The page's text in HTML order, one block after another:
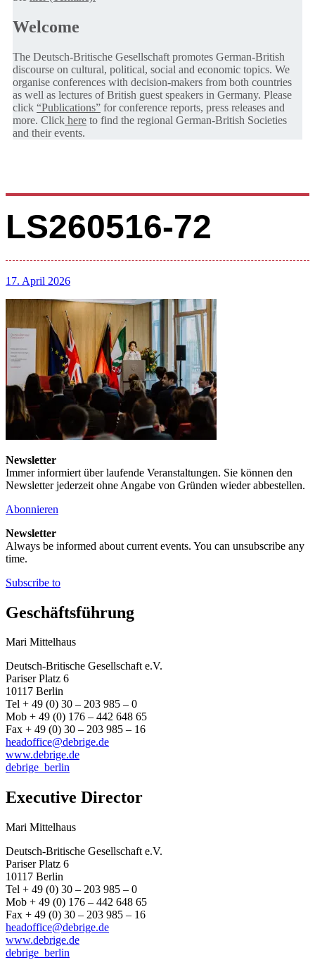
Welcome
The Deutsch-Britische Gesellschaft promotes German-British
discourse on cultural, political, social and economic topics. We
organise conferences with decision-makers from both countries
as well as lectures of British guest speakers in Germany. Please
click “Publications” for conference reports, press releases and
more. Click here to find the regional German-British Societies
and their events.
LS260516-72
17. April 2026
Newsletter
Immer informiert über laufende Veranstaltungen. Sie können den
Newsletter jederzeit ohne Angabe von Gründen wieder abbestellen.
Abonnieren
Newsletter
Always be informed about current events. You can unsubscribe any
time.
Subscribe to
Geschäftsführung
Mari Mittelhaus
Deutsch-Britische Gesellschaft e.V.
Pariser Platz 6
10117 Berlin
Tel + 49 (0) 30 – 203 985 – 0
Mob + 49 (0) 176 – 442 648 65
Fax + 49 (0) 30 – 203 985 – 16
headoffice@debrige.de
www.debrige.de
debrige_berlin
Executive Director
Mari Mittelhaus
Deutsch-Britische Gesellschaft e.V.
Pariser Platz 6
10117 Berlin
Tel + 49 (0) 30 – 203 985 – 0
Mob + 49 (0) 176 – 442 648 65
Fax + 49 (0) 30 – 203 985 – 16
headoffice@debrige.de
www.debrige.de
debrige_berlin